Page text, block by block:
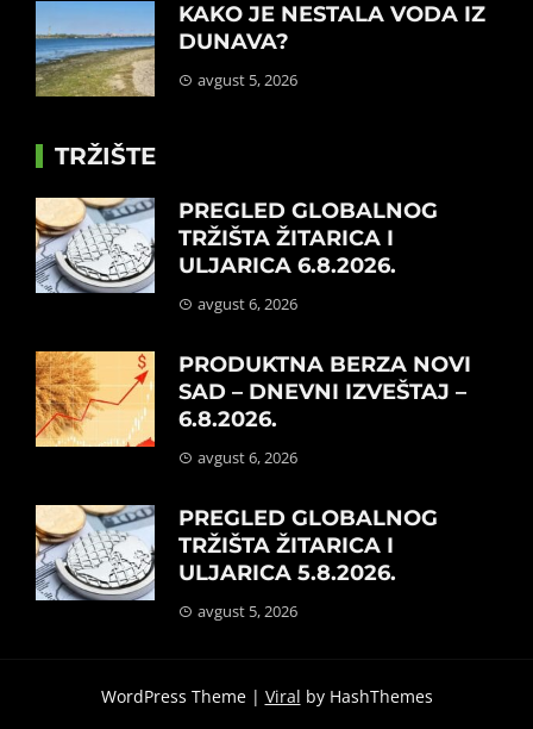
KAKO JE NESTALA VODA IZ
DUNAVA?
avgust 5, 2026
TRŽIŠTE
PREGLED GLOBALNOG
TRŽIŠTA ŽITARICA I
ULJARICA 6.8.2026.
avgust 6, 2026
PRODUKTNA BERZA NOVI
SAD – DNEVNI IZVEŠTAJ –
6.8.2026.
avgust 6, 2026
PREGLED GLOBALNOG
TRŽIŠTA ŽITARICA I
ULJARICA 5.8.2026.
avgust 5, 2026
WordPress Theme | Viral by HashThemes